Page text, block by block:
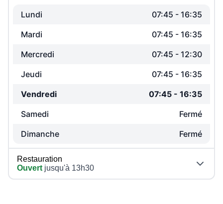
Lundi 07:45 - 16:35
Mardi
07:45 - 16:35
Mercredi
07:45 - 12:30
Jeudi
07:45 - 16:35
Vendredi
07:45 - 16:35
Samedi
Fermé
Dimanche
Fermé
Restauration
Ouvert jusqu'à 13h30